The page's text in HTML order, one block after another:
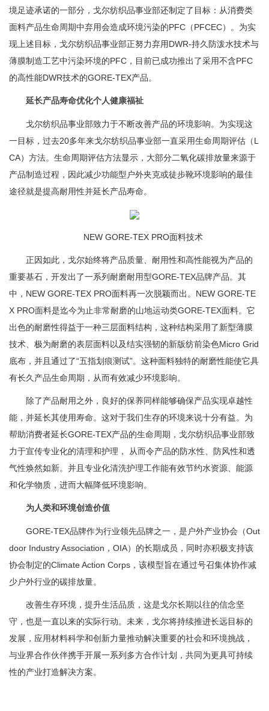
境足迹承诺的一部分，戈尔纺织品事业部还制定了目标：从消费类
面料产品生命周期中弃用会造成环境污染的PFC（PFCEC）。为实
现上述目标，戈尔纺织品事业部正努力弃用DWR-持久防泼水技术与
薄膜制造工艺中污染环境的PFC，目前已成功推出了采用不含PFC
的高性能DWR技术的GORE-TEX产品。
延长产品寿命优化个人健康福祉
戈尔纺织品事业部致力于不断改善产品的环境影响。为实现这
一目标，过去20多年来戈尔纺织品事业部一直采用生命周期评估（L
CA）方法。生命周期评估方法显示，大部分二氧化碳排放量来源于
产品制造过程，因此减少功能型户外夹克或徒步靴环境影响的最佳
途径就是提高耐用性并延长产品寿命。
NEW GORE-TEX PRO面料技术
正因如此，戈尔始终将产品质量、耐用性和高性能视为产品的
重要基石，开发出了一系列耐磨耐用型GORE-TEX品牌产品。其
中，NEW GORE-TEX PRO面料再一次脱颖而出。NEW GORE-TE
X PRO面料是迄今为止非常耐磨的山地运动类GORE-TEX面料。它
出色的耐磨性得益于一种三层面料结构，这种结构采用了新型薄膜
技术、极为耐磨的表层面料以及结实强韧的新版纺前染色Micro Grid
底布，并且通过了“五指划痕测试”。这种面料独特的耐磨性能使它具
有长久产品生命周期，从而有效减少环境影响。
除了产品耐用之外，良好的保养同样能够确保产品实现卓越性
能，并延长其使用寿命。这对于我们生存的环境来说十分有益。为
帮助消费者延长GORE-TEX产品的生命周期，戈尔纺织品事业部致
力于宣传专业化的清理和护理， 从而令产品的防水性、防风性和透
气性焕然如新。并且专业化清洗护理工作能有效节约水资源、能源
和化学物质，进而大幅降低环境影响。
为人类和环境创造价值
GORE-TEX品牌作为行业领先品牌之一，是户外产业协会（Out
door Industry Association，OIA）的长期成员，同时亦积极支持该
协会制定的Climate Action Corps，该模型旨在通过号召集体协作减
少户外行业的碳排放量。
改善生存环境，提升生活品质，这是戈尔长期以往的信念坚
守，也是一直以来的实际行动。未来，戈尔将持续推进长远目标的
发展，应用材料科学和创新力量推动解决重要的社会和环境挑战，
与业界合作伙伴携手开展一系列多方合作计划，共同为更具可持续
性的产业打造解决方案。